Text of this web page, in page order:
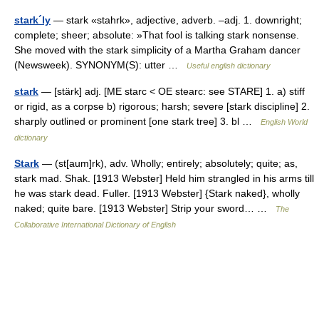
stark´ly — stark «stahrk», adjective, adverb. –adj. 1. downright;
complete; sheer; absolute: »That fool is talking stark nonsense.
She moved with the stark simplicity of a Martha Graham dancer
(Newsweek). SYNONYM(S): utter …
Useful english dictionary
stark — [stärk] adj. [ME starc < OE stearc: see STARE] 1. a) stiff
or rigid, as a corpse b) rigorous; harsh; severe [stark discipline] 2.
sharply outlined or prominent [one stark tree] 3. bl …
English World
dictionary
Stark — (st[aum]rk), adv. Wholly; entirely; absolutely; quite; as,
stark mad. Shak. [1913 Webster] Held him strangled in his arms till
he was stark dead. Fuller. [1913 Webster] {Stark naked}, wholly
naked; quite bare. [1913 Webster] Strip your sword… …
The
Collaborative International Dictionary of English